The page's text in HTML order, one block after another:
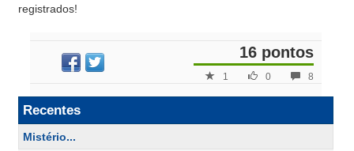
registrados!
16 pontos
8
0
1
Recentes
Mistério...